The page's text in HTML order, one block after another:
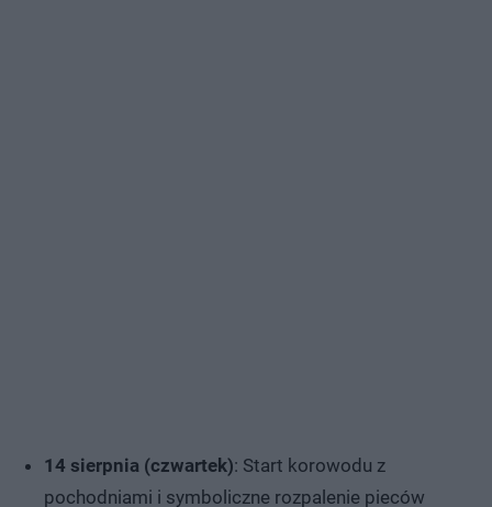
14 sierpnia (czwartek): Start korowodu z
pochodniami i symboliczne rozpalenie pieców